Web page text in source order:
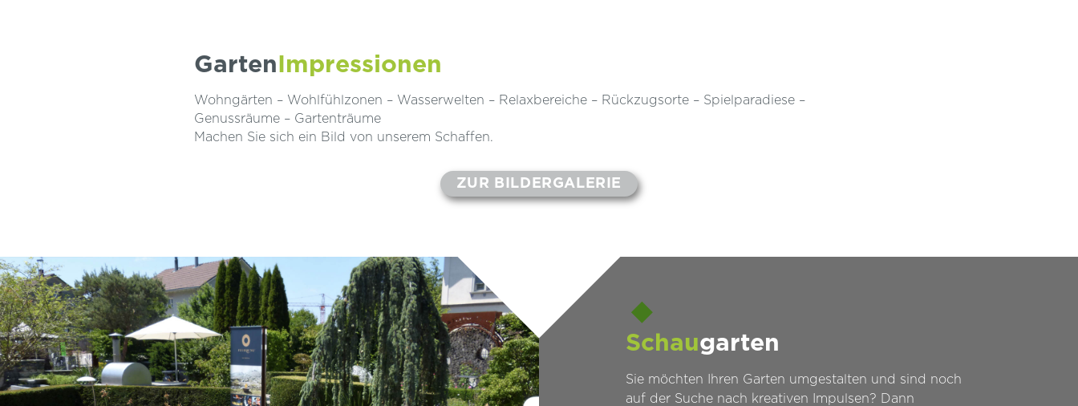
Garten Impressionen
Wohngärten – Wohlfühlzonen – Wasserwelten – Relaxbereiche – Rückzugsorte – Spielparadiese –
Genussräume – Gartenträume
Machen Sie sich ein Bild von unserem Schaffen.
ZUR BILDERGALERIE
Schaugarten
Sie möchten Ihren Garten umgestalten und sind noch
auf der Suche nach kreativen Impulsen? Dann